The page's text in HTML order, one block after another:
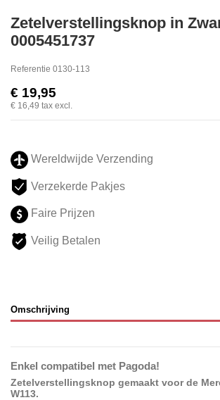
Zetelverstellingsknop in
0005451737
Referentie 0130-113
€ 19,95
€ 16,49 tax excl.
Wereldwijde Verzending
Verzekerde Pakjes
Faire Prijzen
Veilig Betalen
Omschrijving
Enkel compatibel met Pagoda!
Zetelverstellingsknop gemaakt voor de
W113.